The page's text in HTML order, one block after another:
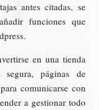
antes citadas, se
funciones que
en una tienda
páginas de
comunicarse con
a gestionar todo